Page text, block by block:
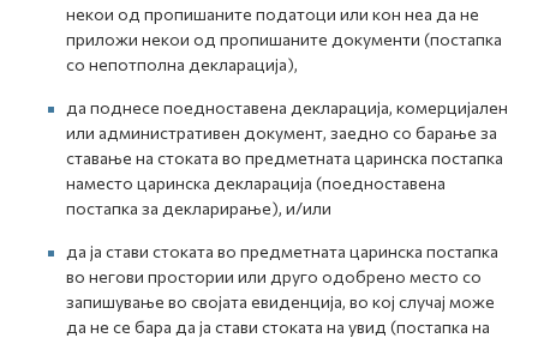
некои од пропишаните податоци или кон неа да не
приложи некои од пропишаните документи (постапка
со непотполна декларација),
да поднесе поедноставена декларација, комерцијален
или административен документ, заедно со барање за
ставање на стоката во предметната царинска постапка
наместо царинска декларација (поедноставена
постапка за декларирање), и/или
да ја стави стоката во предметната царинска постапка
во негови простории или друго одобрено место со
запишување во својата евиденција, во кој случај може
да не се бара да ја стави стоката на увид (постапка на